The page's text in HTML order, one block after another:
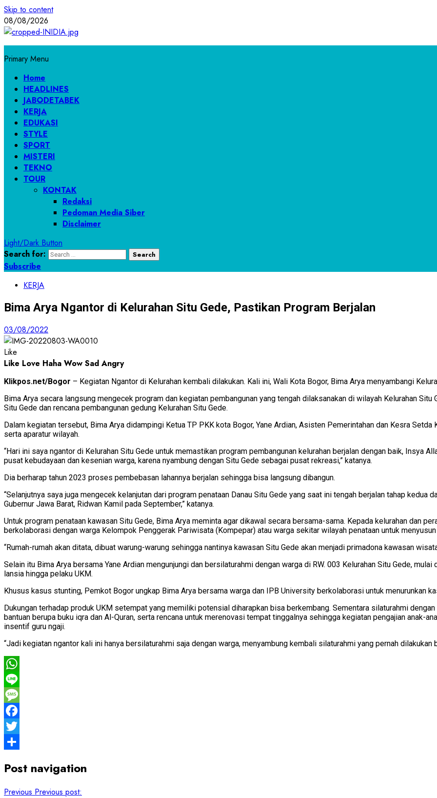
Skip to content
08/08/2026
Primary Menu
Home
HEADLINES
JABODETABEK
KERJA
EDUKASI
STYLE
SPORT
MISTERI
TEKNO
TOUR
KONTAK
Redaksi
Pedoman Media Siber
Disclaimer
Light/Dark Button
Search for:
Subscribe
KERJA
Bima Arya Ngantor di Kelurahan Situ Gede, Pastikan Program Berjalan
03/08/2022
Like
Like Love Haha Wow Sad Angry
Klikpos.net/Bogor – Kegiatan Ngantor di Kelurahan kembali dilakukan. Kali ini, Wali Kota Bogor, Bima Arya menyambangi
Bima Arya secara langsung mengecek program dan kegiatan pembangunan yang tengah dilaksanakan di wilayah Kelurahan
Situ Gede dan rencana pembangunan gedung Kelurahan Situ Gede.
Dalam kegiatan tersebut, Bima Arya didampingi Ketua TP PKK kota Bogor, Yane Ardian, Asisten Pemerintahan dan Kesra
serta aparatur wilayah.
“Hari ini saya ngantor di Kelurahan Situ Gede untuk memastikan program pembangunan kelurahan berjalan dengan baik, Insya
pusat kebudayaan dan kesenian warga, karena nyambung dengan Situ Gede sebagai pusat rekreasi,” katanya.
Dia berharap tahun 2023 proses pembebasan lahannya berjalan sehingga bisa langsung dibangun.
“Selanjutnya saya juga mengecek kelanjutan dari program penataan Danau Situ Gede yang saat ini tengah berjalan tahap kedua
Gubernur Jawa Barat, Ridwan Kamil pada September,” katanya.
Untuk program penataan kawasan Situ Gede, Bima Arya meminta agar dikawal secara bersama-sama. Kepada kelurahan dan
berkolaborasi dengan warga Kelompok Penggerak Pariwisata (Kompepar) atau warga sekitar wilayah penataan untuk
“Rumah-rumah akan ditata, dibuat warung-warung sehingga nantinya kawasan Situ Gede akan menjadi primadona kawasan
Selain itu Bima Arya bersama Yane Ardian mengunjungi dan bersilaturahmi dengan warga di RW. 003 Kelurahan Situ Gede,
lansia hingga pelaku UKM.
Khusus kasus stunting, Pemkot Bogor ungkap Bima Arya bersama warga dan IPB University berkolaborasi untuk menurunkan
Dukungan terhadap produk UKM setempat yang memiliki potensial diharapkan bisa berkembang. Sementara silaturahmi
bantuan berupa buku iqra dan Al-Quran, serta rencana untuk merenovasi tempat tinggalnya sehingga kegiatan pengajian anak-
insentif guru ngaji.
“Jadi kegiatan ngantor kali ini hanya bersilaturahmi saja dengan warga, menyambung kembali silaturahmi yang pernah dilakukan
WhatsApp
Line
Message
Facebook
Twitter
Post navigation
Previous Previous post: